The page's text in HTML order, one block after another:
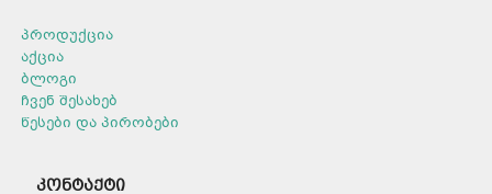
პროდუქცია
აქცია
ბლოგი
ჩვენ შესახებ
წესები და პირობები
კონტაქტი